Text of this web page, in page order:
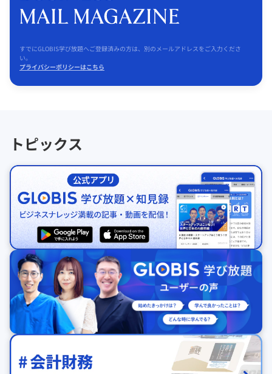
すでにGLOBIS学び放題へご登録済みの方は、別のメールアドレスをご入力くださ
い。
プライバシーポリシーはこちら
トピックス